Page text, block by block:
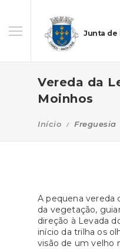
Junta de
Vereda da
Moinhos
Início Freguesia
A pequena vereda
da vegetação,
direção à Levada
início da trilha os
visão de um velho